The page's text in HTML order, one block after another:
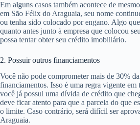
Em alguns casos também acontece de
em São Félix do Araguaia, seu nome
ou tenha sido colocado por engano. Algo
quanto antes junto à empresa que colocou
possa tentar obter seu crédito imobiliário.
2. Possuir outros financiamentos
Você não pode comprometer mais de 30%
financiamentos. Isso é uma regra vigente em
você já possui uma dívida de crédito que
deve ficar atento para que a parcela do que
o limite. Caso contrário, será difícil ser
Araguaia.